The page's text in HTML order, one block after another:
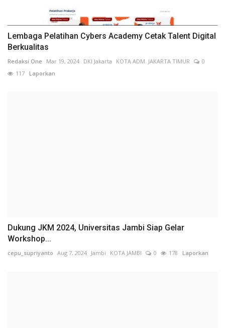
Lembaga Pelatihan Cybers Academy Cetak Talent Digital
Berkualitas
Redaksi One Mar 19, 2024 DKI Jakarta KOTA ADM. JAKARTA TIMUR
0
117 Laporkan
Dukung JKM 2024, Universitas Jambi Siap Gelar
Workshop...
cepu_supriyanto Aug 7, 2024 Jambi KOTA JAMBI 0 178 Laporkan